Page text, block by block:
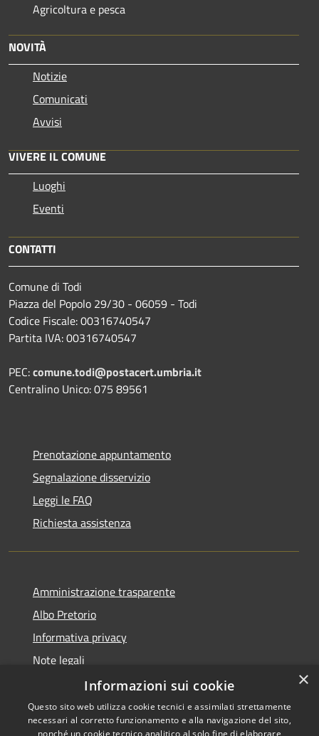
Agricoltura e pesca
NOVITÀ
Notizie
Comunicati
Avvisi
VIVERE IL COMUNE
Luoghi
Eventi
CONTATTI
Comune di Todi
Piazza del Popolo 29/30 - 06059 - Todi
Codice Fiscale: 00316740547
Partita IVA: 00316740547
PEC:comune.todi@postacert.umbria.it
Centralino Unico: 075 89561
Prenotazione appuntamento
Segnalazione disservizio
Leggi le FAQ
Richiesta assistenza
Amministrazione trasparente
Albo Pretorio
Informativa privacy
Note legali
Dichiarazione di accessibilità
×
Informazioni sui cookie
Questo sito web utilizza cookie tecnici e assimilati strettamente
necessari al corretto funzionamento e alla navigazione del sito,
nonché un cookie tecnico analitico al solo fine di elaborare